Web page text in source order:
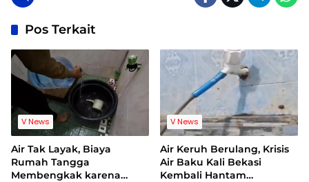
Pos Terkait
V News
Air Tak Layak, Biaya
Rumah Tangga
Membengkak karena
V News
Air Keruh Berulang, Krisis
Air Baku Kali Bekasi
Kembali Hantam